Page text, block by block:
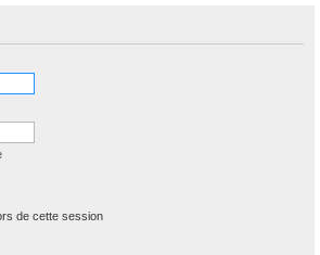
de cette session